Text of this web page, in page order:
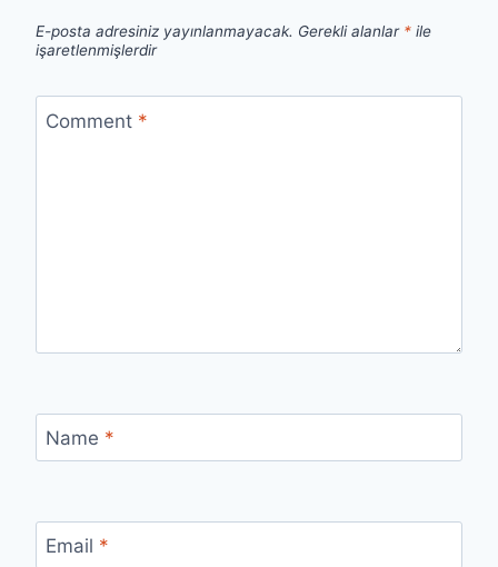
E-posta adresiniz yayınlanmayacak. Gerekli alanlar * ile
işaretlenmişlerdir
Comment *
Name *
Email *